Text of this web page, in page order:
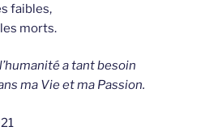
faibles,
morts.
a tant besoin
ma Vie et ma Passion.